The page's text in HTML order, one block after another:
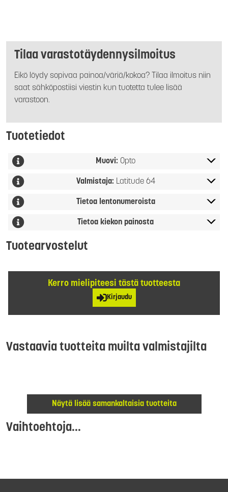
Tilaa varastotäydennysilmoitus
Eikö löydy sopivaa painoa/väriä/kokoa? Tilaa ilmoitus niin
saat sähköpostiisi viestin kun tuotetta tulee lisää
varastoon.
Tuotetiedot
Muovi: Opto
Valmistaja: Latitude 64
Tietoa lentonumeroista
Tietoa kiekon painosta
Tuotearvostelut
Kerro mielipiteesi tästä tuotteesta
Kirjaudu
Vastaavia tuotteita muilta valmistajilta
Näytä lisää samankaltaisia tuotteita
Vaihtoehtoja...